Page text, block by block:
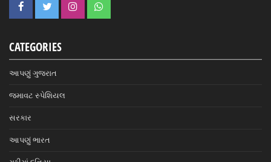
CATEGORIES
આપણું ગુજરાત
જમાવટ સ્પેશિયલ
સરકાર
આપણું ભારત